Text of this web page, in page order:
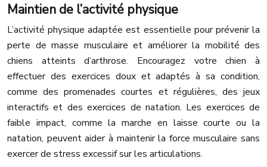
Maintien de l’activité physique
L’activité physique adaptée est essentielle pour prévenir la
perte de masse musculaire et améliorer la mobilité des
chiens atteints d’arthrose. Encouragez votre chien à
effectuer des exercices doux et adaptés à sa condition,
comme des promenades courtes et régulières, des jeux
interactifs et des exercices de natation. Les exercices de
faible impact, comme la marche en laisse courte ou la
natation, peuvent aider à maintenir la force musculaire sans
exercer de stress excessif sur les articulations.